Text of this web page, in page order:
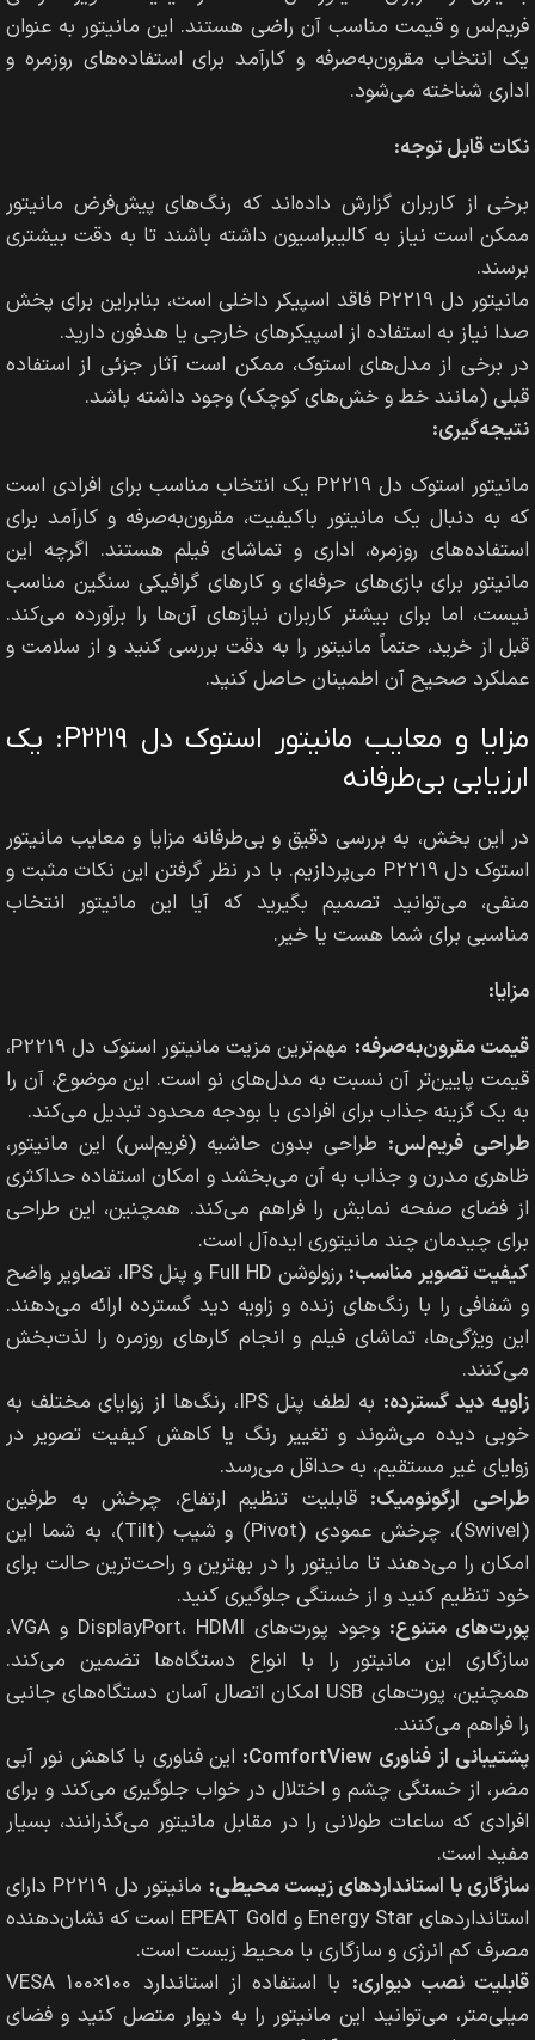
فریم‌لس و قیمت مناسب آن راضی هستند. این مانیتور به عنوان
یک انتخاب مقرون‌به‌صرفه و کارآمد برای استفاده‌های روزمره و
اداری شناخته می‌شود.
نکات قابل توجه:
برخی از کاربران گزارش داده‌اند که رنگ‌های پیش‌فرض مانیتور
ممکن است نیاز به کالیبراسیون داشته باشند تا به دقت بیشتری
برسند.
مانیتور دل P2219 فاقد اسپیکر داخلی است، بنابراین برای پخش
صدا نیاز به استفاده از اسپیکرهای خارجی یا هدفون دارید.
در برخی از مدل‌های استوک، ممکن است آثار جزئی از استفاده
قبلی (مانند خط و خش‌های کوچک) وجود داشته باشد.
نتیجه‌گیری:
مانیتور استوک دل P2219 یک انتخاب مناسب برای افرادی است
که به دنبال یک مانیتور باکیفیت، مقرون‌به‌صرفه و کارآمد برای
استفاده‌های روزمره، اداری و تماشای فیلم هستند. اگرچه این
مانیتور برای بازی‌های حرفه‌ای و کارهای گرافیکی سنگین مناسب
نیست، اما برای بیشتر کاربران نیازهای آن‌ها را برآورده می‌کند.
قبل از خرید، حتماً مانیتور را به دقت بررسی کنید و از سلامت و
عملکرد صحیح آن اطمینان حاصل کنید.
مزایا و معایب مانیتور استوک دل P2219: یک
ارزیابی بی‌طرفانه
در این بخش، به بررسی دقیق و بی‌طرفانه مزایا و معایب مانیتور
استوک دل P2219 می‌پردازیم. با در نظر گرفتن این نکات مثبت و
منفی، می‌توانید تصمیم بگیرید که آیا این مانیتور انتخاب
مناسبی برای شما هست یا خیر.
مزایا:
قیمت مقرون‌به‌صرفه:
مهم‌ترین مزیت مانیتور استوک دل P2219،
قیمت پایین‌تر آن نسبت به مدل‌های نو است. این موضوع، آن را
به یک گزینه جذاب برای افرادی با بودجه محدود تبدیل می‌کند.
طراحی فریم‌لس: طراحی بدون حاشیه (فریم‌لس) این مانیتور،
ظاهری مدرن و جذاب به آن می‌بخشد و امکان استفاده حداکثری
از فضای صفحه نمایش را فراهم می‌کند. همچنین، این طراحی
برای چیدمان چند مانیتوری ایده‌آل است.
کیفیت تصویر مناسب:
رزولوشن Full HD و پنل IPS، تصاویر واضح
و شفافی را با رنگ‌های زنده و زاویه دید گسترده ارائه می‌دهند.
این ویژگی‌ها، تماشای فیلم و انجام کارهای روزمره را لذت‌بخش
می‌کنند.
زاویه دید گسترده:
به لطف پنل IPS، رنگ‌ها از زوایای مختلف به
خوبی دیده می‌شوند و تغییر رنگ یا کاهش کیفیت تصویر در
زوایای غیر مستقیم، به حداقل می‌رسد.
طراحی ارگونومیک: قابلیت تنظیم ارتفاع، چرخش به طرفین
(Swivel)، چرخش عمودی (Pivot) و شیب (Tilt)، به شما این
امکان را می‌دهند تا مانیتور را در بهترین و راحت‌ترین حالت برای
خود تنظیم کنید و از خستگی جلوگیری کنید.
پورت‌های متنوع:
وجود پورت‌های DisplayPort، HDMI و VGA،
سازگاری این مانیتور را با انواع دستگاه‌ها تضمین می‌کند.
همچنین، پورت‌های USB امکان اتصال آسان دستگاه‌های جانبی
را فراهم می‌کنند.
پشتیبانی از فناوری ComfortView:
این فناوری با کاهش نور آبی
مضر، از خستگی چشم و اختلال در خواب جلوگیری می‌کند و برای
افرادی که ساعات طولانی را در مقابل مانیتور می‌گذرانند، بسیار
مفید است.
سازگاری با استانداردهای زیست محیطی:
مانیتور دل P2219 دارای
استانداردهای Energy Star و EPEAT Gold است که نشان‌دهنده
مصرف کم انرژی و سازگاری با محیط زیست است.
قابلیت نصب دیواری:
با استفاده از استاندارد VESA 100×100
میلی‌متر، می‌توانید این مانیتور را به دیوار متصل کنید و فضای